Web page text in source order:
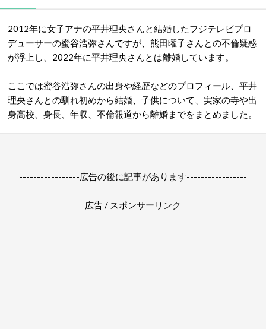
2012年に女子アナの平井理央さんと結婚したフジテレビプロ
デューサーの蜜谷浩弥さんですが、熊田曜子さんとの不倫疑惑
が浮上し、2022年に平井理央さんとは離婚しています。
ここでは蜜谷浩弥さんの出身や経歴などのプロフィール、平井
理央さんとの馴れ初めから結婚、子供について、実家の寺や出
身高校、身長、年収、不倫報道から離婚までをまとめました。
-----------------広告の後に記事があります-----------------
広告 / スポンサーリンク